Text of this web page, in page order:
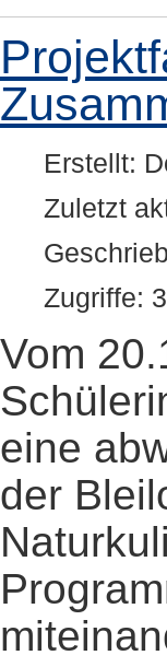
Erstellt:
Zuletzt
Zugriffe:
Vom
eine
der